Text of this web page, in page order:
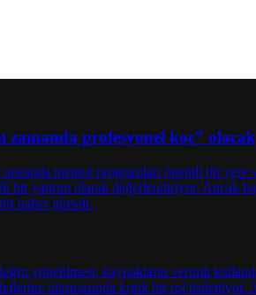
zamanda profesyonel koç” olacak